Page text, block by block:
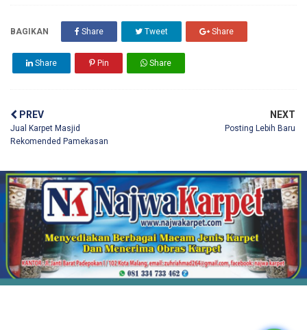
BAGIKAN Share Tweet Share
Share Pin Share
PREV
Jual Karpet Masjid
Rekomended Pamekasan
NEXT
Posting Lebih Baru